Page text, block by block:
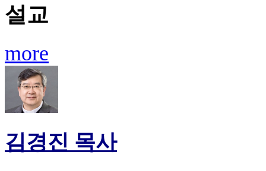
설교
more
김경진 목사